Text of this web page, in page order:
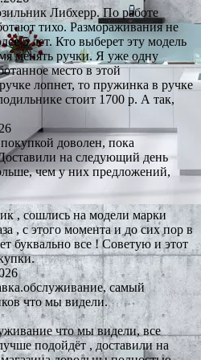
Либхерр. По работе
тихо. Размораживания не
5 лет. Кто выберет эту модель
менять ручки. Я уже одну
место в этой
лопнет, то пружинка в ручке
стоит 1700 р. А так,
доволен, пока
на следующий день
чем у них предложений,
, сошлись на модели марки
, с этого момента и до сих пор в
буквально все ! Советую и этот
самый
что мы видели.
что мы видели, все
подойдёт , доставили на